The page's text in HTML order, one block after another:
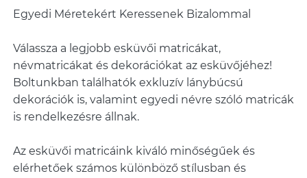
Egyedi Méretekért Keressenek Bizalommal
Válassza a legjobb esküvői matricákat,
névmatricákat és dekorációkat az esküvőjéhez!
Boltunkban találhatók exkluzív lánybúcsú
dekorációk is, valamint egyedi névre szóló matricák
is rendelkezésre állnak.
Az esküvői matricáink kiváló minőségűek és
elérhetőek számos különböző stílusban és